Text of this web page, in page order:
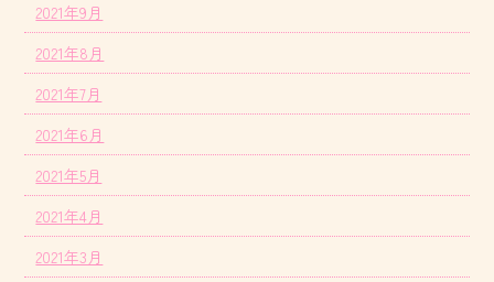
2021年9月
2021年8月
2021年7月
2021年6月
2021年5月
2021年4月
2021年3月